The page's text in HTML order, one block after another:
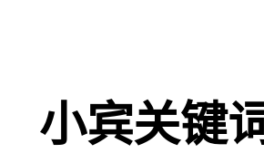
小宾关键